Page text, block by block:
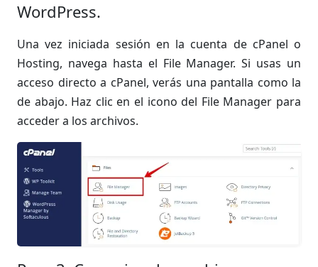
WordPress.
Una vez iniciada sesión en la cuenta de cPanel o
Hosting, navega hasta el File Manager. Si usas un
acceso directo a cPanel, verás una pantalla como la
de abajo. Haz clic en el icono del File Manager para
acceder a los archivos.